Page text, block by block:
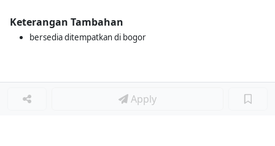
Keterangan Tambahan
bersedia ditempatkan di bogor
Apply